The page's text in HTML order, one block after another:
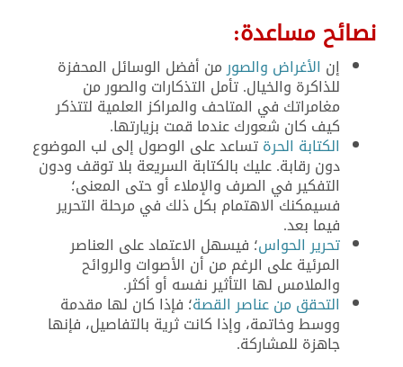
نصائح مساعدة:
إنالأغراض والصورمن أفضل الوسائل المحفزة
للذاكرة والخيال. تأمل التذكارات والصور من
مغامراتك في المتاحف والمراكز العلمية لتتذكر
كيف كان شعورك عندما قمت بزيارتها.
الكتابة الحرةتساعد على الوصول إلى لب الموضوع
دون رقابة. عليك بالكتابة السريعة بلا توقف ودون
التفكير في الصرف والإملاء أو حتى المعنى؛
فسيمكنك الاهتمام بكل ذلك في مرحلة التحرير
فيما بعد.
تحرير الحواس؛ فيسهل الاعتماد على العناصر
المرئية على الرغم من أن الأصوات والروائح
والملامس لها التأثير نفسه أو أكثر.
التحقق من عناصر القصة؛ فإذا كان لها مقدمة
ووسط وخاتمة، وإذا كانت ثرية بالتفاصيل، فإنها
جاهزة للمشاركة.